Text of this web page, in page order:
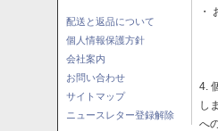
配送と返品について
個人情報保護方針
会社案内
お問い合わせ
サイトマップ
ニュースレター登録解除
・
4.
し
へ